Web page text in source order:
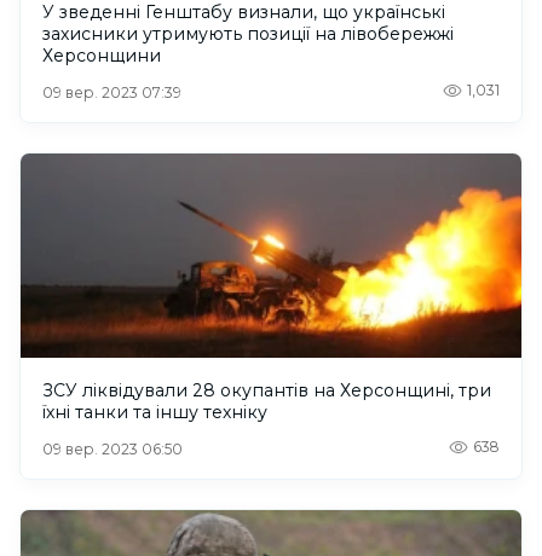
У зведенні Генштабу визнали, що українські
захисники утримують позиції на лівобережжі
Херсонщини
09 вер. 2023 07:39 1,031
ЗСУ ліквідували 28 окупантів на Херсонщині, три
їхні танки та іншу техніку
09 вер. 2023 06:50 638